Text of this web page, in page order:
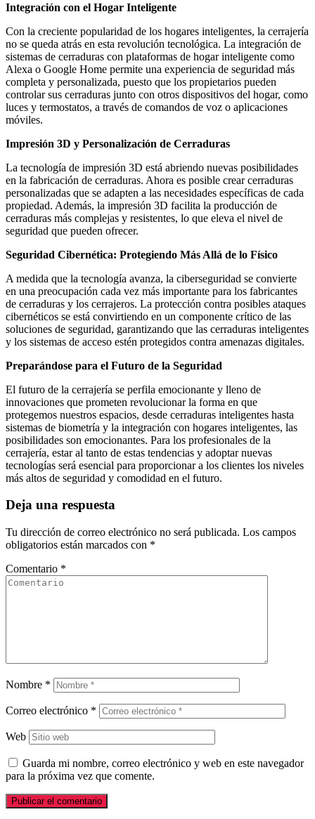
Integración con el Hogar Inteligente
Con la creciente popularidad de los hogares inteligentes, la cerrajería
no se queda atrás en esta revolución tecnológica. La integración de
sistemas de cerraduras con plataformas de hogar inteligente como
Alexa o Google Home permite una experiencia de seguridad más
completa y personalizada, puesto que los propietarios pueden
controlar sus cerraduras junto con otros dispositivos del hogar, como
luces y termostatos, a través de comandos de voz o aplicaciones
móviles.
Impresión 3D y Personalización de Cerraduras
La tecnología de impresión 3D está abriendo nuevas posibilidades
en la fabricación de cerraduras. Ahora es posible crear cerraduras
personalizadas que se adapten a las necesidades específicas de cada
propiedad. Además, la impresión 3D facilita la producción de
cerraduras más complejas y resistentes, lo que eleva el nivel de
seguridad que pueden ofrecer.
Seguridad Cibernética: Protegiendo Más Allá de lo Físico
A medida que la tecnología avanza, la ciberseguridad se convierte
en una preocupación cada vez más importante para los fabricantes
de cerraduras y los cerrajeros. La protección contra posibles ataques
cibernéticos se está convirtiendo en un componente crítico de las
soluciones de seguridad, garantizando que las cerraduras inteligentes
y los sistemas de acceso estén protegidos contra amenazas digitales.
Preparándose para el Futuro de la Seguridad
El futuro de la cerrajería se perfila emocionante y lleno de
innovaciones que prometen revolucionar la forma en que
protegemos nuestros espacios, desde cerraduras inteligentes hasta
sistemas de biometría y la integración con hogares inteligentes, las
posibilidades son emocionantes. Para los profesionales de la
cerrajería, estar al tanto de estas tendencias y adoptar nuevas
tecnologías será esencial para proporcionar a los clientes los niveles
más altos de seguridad y comodidad en el futuro.
Deja una respuesta
Tu dirección de correo electrónico no será publicada. Los campos
obligatorios están marcados con *
Comentario *
Nombre *
Correo electrónico *
Web
Guarda mi nombre, correo electrónico y web en este navegador
para la próxima vez que comente.